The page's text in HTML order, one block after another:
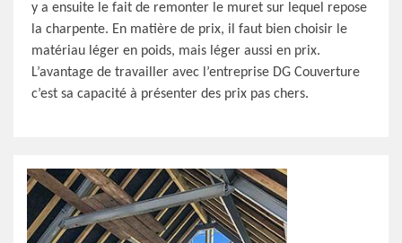
y a ensuite le fait de remonter le muret sur lequel repose
la charpente. En matière de prix, il faut bien choisir le
matériau léger en poids, mais léger aussi en prix.
L’avantage de travailler avec l’entreprise DG Couverture
c’est sa capacité à présenter des prix pas chers.